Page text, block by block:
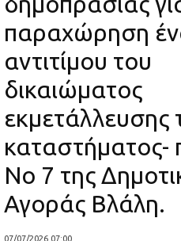
παραχώρηση
αντιτίμου του
δικαιώματος
εκμετάλλευσης
καταστήματος-
Νο 7 της
Αγοράς Βλάλη.
07/07/2026 07:00